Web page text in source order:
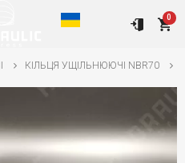
0
КІЛЬЦЯ УЩІЛЬНЮЮЧІ NBR70